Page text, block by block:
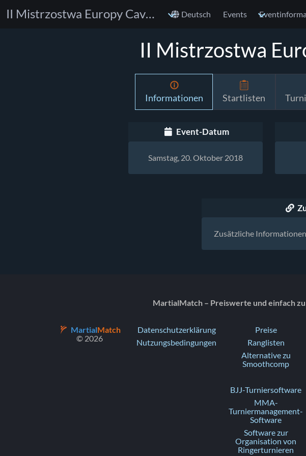
II Mistrzostwa Europy Cavalcanti w GI i NO GI Deutsch Events
II Mistrzostwa
Informationen Startlisten
Event-Datum
Samstag, 20. Oktober 2018
Zusätzliche
MartialMatch – Preiswerte und einfach
MartialMatch
© 2026
Datenschutzerklärung
Nutzungsbedingungen
Preise
Ranglisten
Alternative zu
Smoothcomp
BJJ-Turniersoftware
MMA-
Turniermanagement-
Software
Software zur
Organisation von
Ringerturnieren